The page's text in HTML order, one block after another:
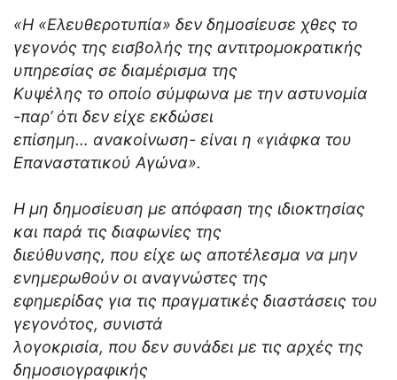
«Η «Ελευθεροτυπία» δεν δημοσίευσε χθες το
γεγονός της εισβολής της αντιτρομοκρατικής
υπηρεσίας σε διαμέρισμα της
Κυψέλης το οποίο σύμφωνα με την αστυνομία
-παρ’ ότι δεν είχε εκδώσει
επίσημη… ανακοίνωση- είναι η «γιάφκα του
Επαναστατικού Αγώνα».
Η μη δημοσίευση με απόφαση της ιδιοκτησίας
και παρά τις διαφωνίες της
διεύθυνσης, που είχε ως αποτέλεσμα να μην
ενημερωθούν οι αναγνώστες της
εφημερίδας για τις πραγματικές διαστάσεις του
γεγονότος, συνιστά
λογοκρισία, που δεν συνάδει με τις αρχές της
δημοσιογραφικής